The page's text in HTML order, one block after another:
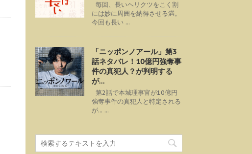
毎回、長いヘリクツをこく割
には妙に周囲を納得させる満。
今回も長い ...
「ニッポンノアール」第3
話ネタバレ！10億円強奪事
件の真犯人？が判明する
が…
第2話で本城理事官が10億円
強奪事件の真犯人と特定される
が... ...